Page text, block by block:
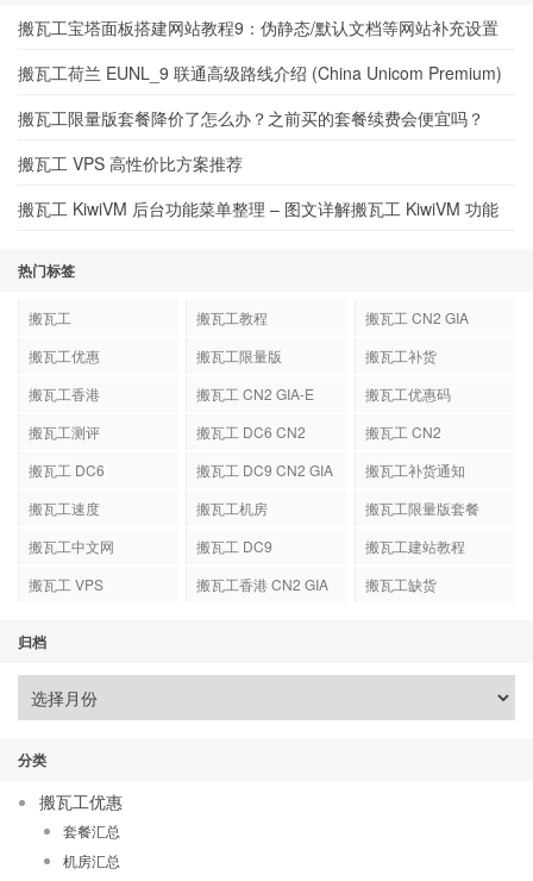
搬瓦工宝塔面板搭建网站教程9：伪静态/默认文档等网站补充设置
搬瓦工荷兰 EUNL_9 联通高级路线介绍 (China Unicom Premium)
搬瓦工限量版套餐降价了怎么办？之前买的套餐续费会便宜吗？
搬瓦工 VPS 高性价比方案推荐
搬瓦工 KiwiVM 后台功能菜单整理 – 图文详解搬瓦工 KiwiVM 功能
热门标签
搬瓦工 搬瓦工教程
搬瓦工 CN2 GIA
搬瓦工优惠
搬瓦工限量版
搬瓦工补货
搬瓦工香港
搬瓦工 CN2 GIA-E
搬瓦工优惠码
搬瓦工测评
搬瓦工 DC6 CN2
搬瓦工 CN2
搬瓦工 DC6
搬瓦工 DC9 CN2 GIA
搬瓦工补货通知
搬瓦工速度
搬瓦工机房
搬瓦工限量版套餐
搬瓦工中文网
搬瓦工 DC9
搬瓦工建站教程
搬瓦工 VPS
搬瓦工香港 CN2 GIA 搬瓦工缺货
归档
分类
搬瓦工优惠
套餐汇总
机房汇总